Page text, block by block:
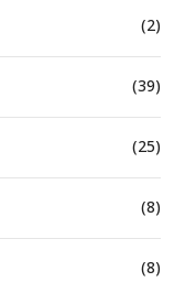
(2)
(39)
(25)
(8)
(8)